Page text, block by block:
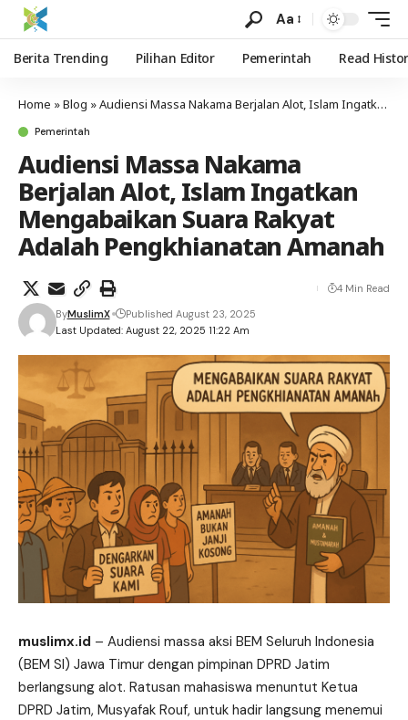
Aa
Berita Trending Pilihan Editor Pemerintah Read
Home »Blog »Audiensi Massa Nakama Berjalan Alot, Islam Ingatkan Mengabaikan Suara Rakyat Adalah Pengkhianatan Amanah
Pemerintah
Audiensi Massa Nakama
Berjalan Alot, Islam Ingatkan
Mengabaikan Suara Rakyat
Adalah Pengkhianatan Amanah
Last Updated: August 22, 2025 11:22 Am
ByMuslimX Published August 23, 2025
4 Min Read
muslimx.id – Audiensi massa aksi BEM Seluruh Indonesia
(BEM SI) Jawa Timur dengan pimpinan DPRD Jatim
berlangsung alot. Ratusan mahasiswa menuntut Ketua
DPRD Jatim, Musyafak Rouf, untuk hadir langsung menemui